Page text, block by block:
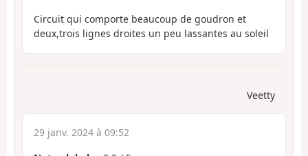
Circuit qui comporte beaucoup de goudron et
deux,trois lignes droites un peu lassantes au soleil
Veetty
29 janv. 2024 à 09:52